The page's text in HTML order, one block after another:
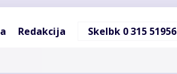
Redakcija Skelbk 0 315 51956